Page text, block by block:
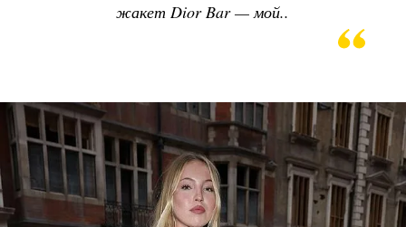
жакет Dior Bar — мой..